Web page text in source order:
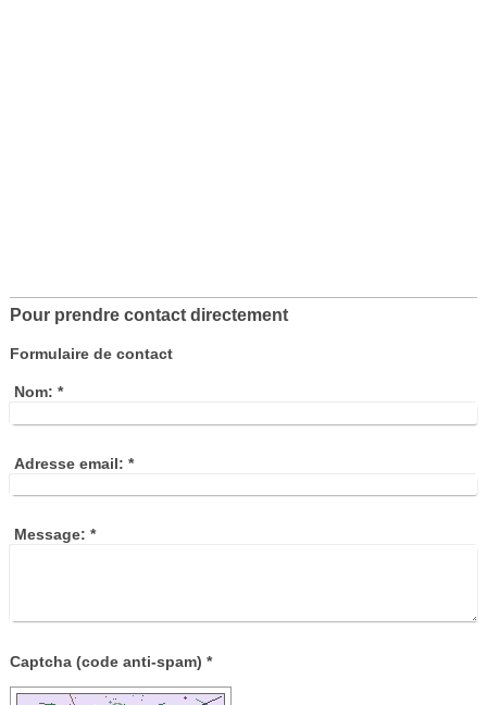
Pour prendre contact directement
Formulaire de contact
Nom: *
Adresse email: *
Message: *
Captcha (code anti-spam) *